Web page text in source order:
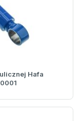
Hafa